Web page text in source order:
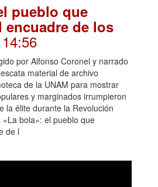
pueblo que
encuadre de los
por Alfonso Coronel y narrado
material de archivo
de la UNAM para mostrar
y marginados irrumpieron
la élite durante la Revolución
bola»: el pueblo que
de l